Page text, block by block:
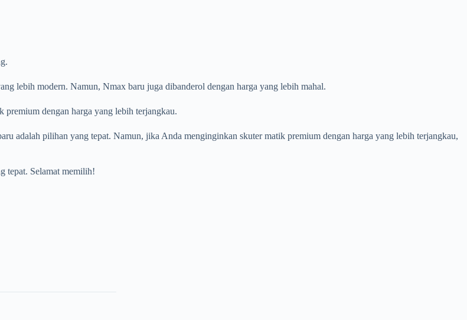
lebih modern. Namun, Nmax baru juga dibanderol dengan harga yang lebih mahal.
dengan harga yang lebih terjangkau.
adalah pilihan yang tepat. Namun, jika Anda menginginkan skuter matik premium dengan harga yang lebih terjangkau,
tepat. Selamat memilih!